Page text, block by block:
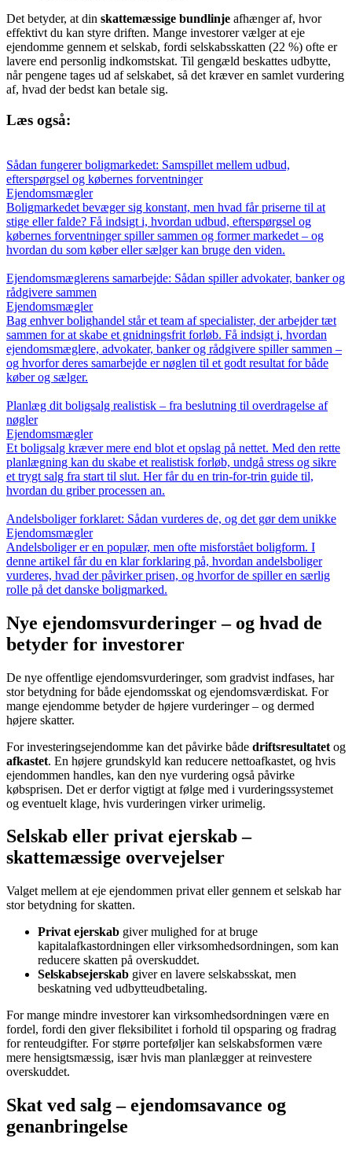
Det betyder, at din skattemæssige bundlinje afhænger af, hvor
effektivt du kan styre driften. Mange investorer vælger at eje
ejendomme gennem et selskab, fordi selskabsskatten (22 %) ofte er
lavere end personlig indkomstskat. Til gengæld beskattes udbytte,
når pengene tages ud af selskabet, så det kræver en samlet vurdering
af, hvad der bedst kan betale sig.
Læs også:
Sådan fungerer boligmarkedet: Samspillet mellem udbud,
efterspørgsel og købernes forventninger
Ejendomsmægler
Boligmarkedet bevæger sig konstant, men hvad får priserne til at
stige eller falde? Få indsigt i, hvordan udbud, efterspørgsel og
købernes forventninger spiller sammen og former markedet – og
hvordan du som køber eller sælger kan bruge den viden.
Ejendomsmæglerens samarbejde: Sådan spiller advokater, banker og
rådgivere sammen
Ejendomsmægler
Bag enhver bolighandel står et team af specialister, der arbejder tæt
sammen for at skabe et gnidningsfrit forløb. Få indsigt i, hvordan
ejendomsmæglere, advokater, banker og rådgivere spiller sammen –
og hvorfor deres samarbejde er nøglen til et godt resultat for både
køber og sælger.
Planlæg dit boligsalg realistisk – fra beslutning til overdragelse af
nøgler
Ejendomsmægler
Et boligsalg kræver mere end blot et opslag på nettet. Med den rette
planlægning kan du skabe et realistisk forløb, undgå stress og sikre
et trygt salg fra start til slut. Her får du en trin-for-trin guide til,
hvordan du griber processen an.
Andelsboliger forklaret: Sådan vurderes de, og det gør dem unikke
Ejendomsmægler
Andelsboliger er en populær, men ofte misforstået boligform. I
denne artikel får du en klar forklaring på, hvordan andelsboliger
vurderes, hvad der påvirker prisen, og hvorfor de spiller en særlig
rolle på det danske boligmarked.
Nye ejendomsvurderinger – og hvad de
betyder for investorer
De nye offentlige ejendomsvurderinger, som gradvist indfases, har
stor betydning for både ejendomsskat og ejendomsværdiskat. For
mange ejendomme betyder de højere vurderinger – og dermed
højere skatter.
For investeringsejendomme kan det påvirke både driftsresultatet og
afkastet. En højere grundskyld kan reducere nettoafkastet, og hvis
ejendommen handles, kan den nye vurdering også påvirke
købsprisen. Det er derfor vigtigt at følge med i vurderingssystemet
og eventuelt klage, hvis vurderingen virker urimelig.
Selskab eller privat ejerskab –
skattemæssige overvejelser
Valget mellem at eje ejendommen privat eller gennem et selskab har
stor betydning for skatten.
Privat ejerskab giver mulighed for at bruge
kapitalafkastordningen eller virksomhedsordningen, som kan
reducere skatten på overskuddet.
Selskabsejerskab giver en lavere selskabsskat, men
beskatning ved udbytteudbetaling.
For mange mindre investorer kan virksomhedsordningen være en
fordel, fordi den giver fleksibilitet i forhold til opsparing og fradrag
for renteudgifter. For større porteføljer kan selskabsformen være
mere hensigtsmæssig, især hvis man planlægger at reinvestere
overskuddet.
Skat ved salg – ejendomsavance og
genanbringelse